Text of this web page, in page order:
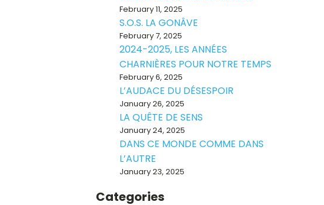
February 11, 2025
S.O.S. LA GONÂVE
February 7, 2025
2024-2025, LES ANNÉES
CHARNIÈRES POUR NOTRE TEMPS
February 6, 2025
L’AUDACE DU DÉSESPOIR
January 26, 2025
LA QUÊTE DE SENS
January 24, 2025
DANS CE MONDE COMME DANS
L’AUTRE
January 23, 2025
Categories